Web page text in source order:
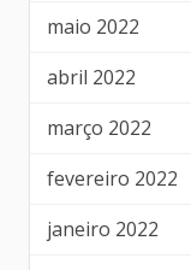
maio 2022
abril 2022
março 2022
fevereiro 2022
janeiro 2022